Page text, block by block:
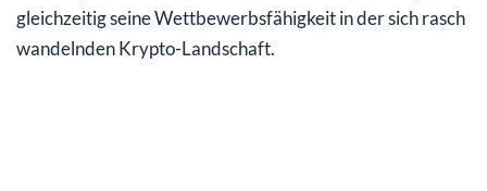
gleichzeitig seine Wettbewerbsfähigkeit in der sich rasch
wandelnden Krypto-Landschaft.